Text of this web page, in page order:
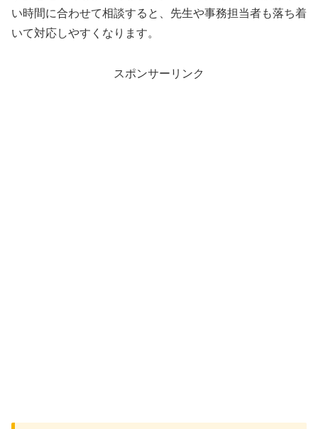
い時間に合わせて相談すると、先生や事務担当者も落ち着
いて対応しやすくなります。
スポンサーリンク